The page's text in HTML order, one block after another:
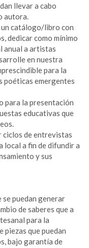
llevar a cabo
autora.
un catálogo/libro con
dedicar como mínimo
anual a artistas
en nuestra
para la
poéticas emergentes
para la presentación
educativas que
ciclos de entrevistas
local a fin de difundir a
y sus
puedan generar
de saberes que a
para la
piezas que puedan
bajo garantía de